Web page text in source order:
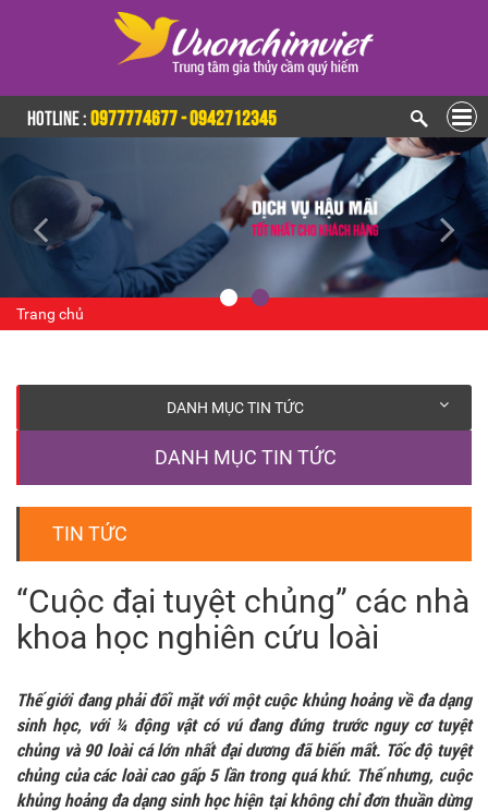
HOTLINE :0977774677 - 0942712345
Trang chủ
DANH MỤC TIN TỨC
DANH MỤC TIN TỨC
TIN TỨC
“Cuộc đại tuyệt chủng” các nhà
khoa học nghiên cứu loài
Thế giới đang phải đối mặt với một cuộc khủng hoảng về đa dạng
sinh học, với ¼ động vật có vú đang đứng trước nguy cơ tuyệt
chủng và 90 loài cá lớn nhất đại dương đã biến mất. Tốc độ tuyệt
chủng của các loài cao gấp 5 lần trong quá khứ. Thế nhưng, cuộc
khủng hoảng đa dạng sinh học hiện tại không chỉ đơn thuần dừng